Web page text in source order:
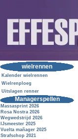
wielrennen
Kalender wielrennen
Wielrenploeg
Uitslagen renner
Managerspellen
Massasprint 2026
Rosa Nostra 2026
Wegwedstrijd 2026
IJsmeester 2025
Vuelta mañager 2025
Strafschop 2021